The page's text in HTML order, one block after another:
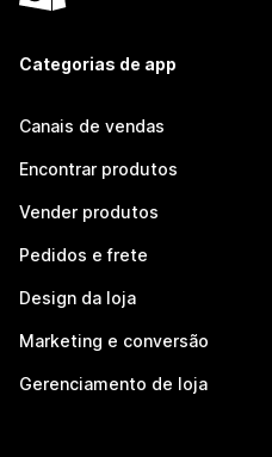
Categorias de app
Canais de vendas
Encontrar produtos
Vender produtos
Pedidos e frete
Design da loja
Marketing e conversão
Gerenciamento de loja